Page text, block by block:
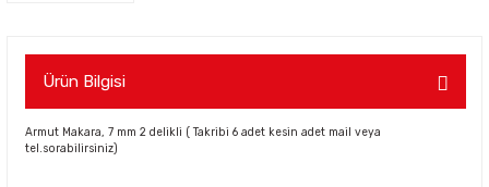
Ürün Bilgisi
Armut Makara, 7 mm 2 delikli ( Takribi 6 adet kesin adet mail veya
tel.sorabilirsiniz)